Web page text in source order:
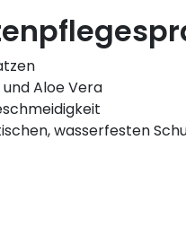
Aloe Vera
wasserfesten